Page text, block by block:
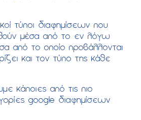
τύποι διαφημίσεων που
μέσα από το εν λόγω
από το οποίο προβάλλονται
και τον τύπο της κάθε
κάποιες από τις πιο
google διαφημίσεων